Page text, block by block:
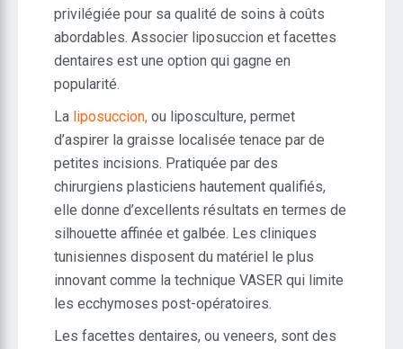
privilégiée pour sa qualité de soins à coûts
abordables. Associer liposuccion et facettes
dentaires est une option qui gagne en
popularité.
La liposuccion, ou liposculture, permet
d’aspirer la graisse localisée tenace par de
petites incisions. Pratiquée par des
chirurgiens plasticiens hautement qualifiés,
elle donne d’excellents résultats en termes de
silhouette affinée et galbée. Les cliniques
tunisiennes disposent du matériel le plus
innovant comme la technique VASER qui limite
les ecchymoses post-opératoires.
Les facettes dentaires, ou veneers, sont des